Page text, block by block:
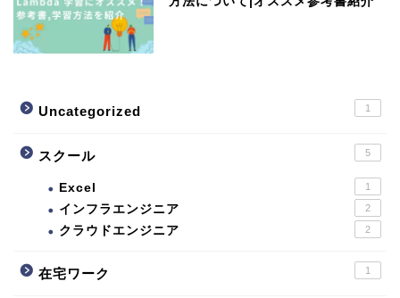
Uncategorized 1
スクール 5
Excel 1
インフラエンジニア 2
クラウドエンジニア 2
在宅ワーク 1